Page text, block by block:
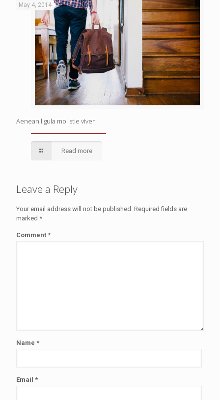
May 4, 2014
Aenean ligula mol stie viver
Read more
Leave a Reply
Your email address will not be published. Required fields are
marked *
Comment *
Name *
Email *